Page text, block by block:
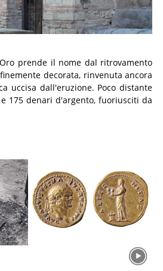
prende il nome dal ritrovamento
decorata, rinvenuta ancora
uccisa dall'eruzione. Poco distante
175 denari d'argento, fuoriusciti da